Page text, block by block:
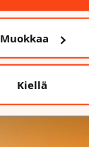
Muokkaa
Kiellä